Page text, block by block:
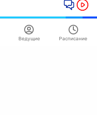
Ведущие Расписание